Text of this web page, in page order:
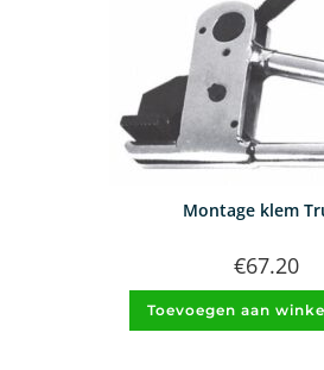
Montage klem
€67.20
Toevoegen aan